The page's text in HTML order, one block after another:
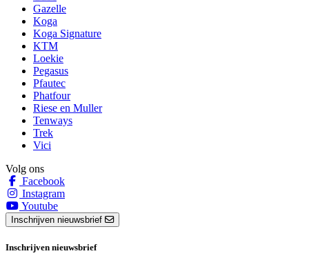
Gazelle
Koga
Koga Signature
KTM
Loekie
Pegasus
Pfautec
Phatfour
Riese en Muller
Tenways
Trek
Vici
Volg ons
Facebook
Instagram
Youtube
Inschrijven nieuwsbrief
Inschrijven nieuwsbrief